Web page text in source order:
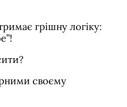
грішну логіку:
своєму